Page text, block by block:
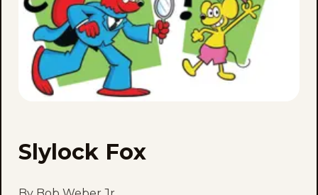
Slylock Fox